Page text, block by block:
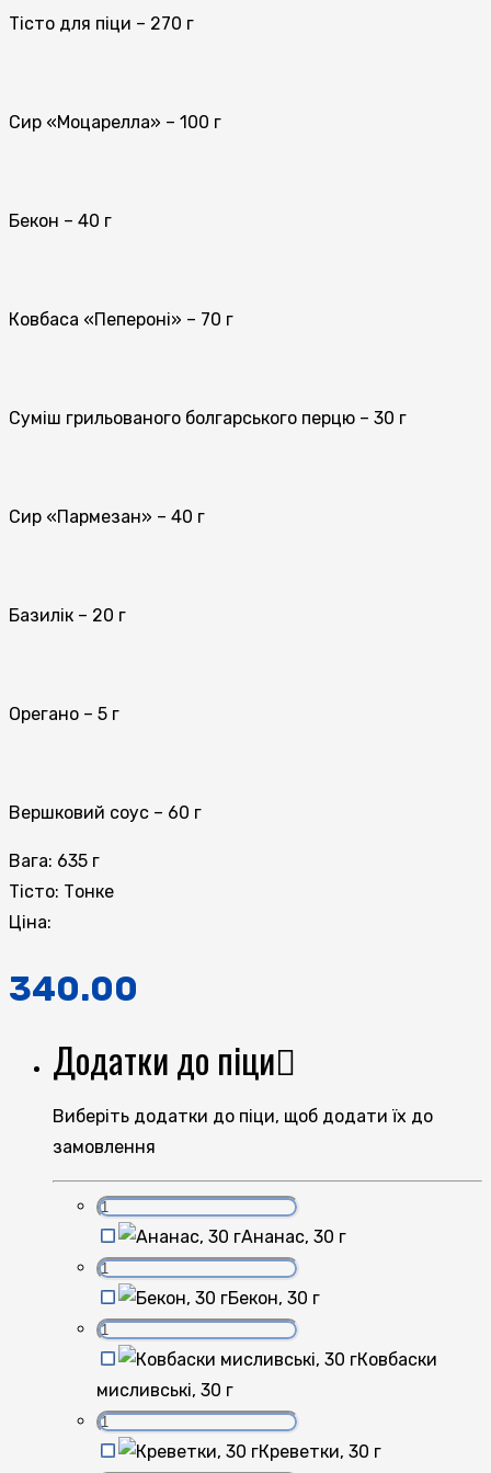
Тісто для піци – 270 г
Сир «Моцарелла» – 100 г
Бекон – 40 г
Ковбаса «Пепероні» – 70 г
Суміш грильованого болгарського перцю – 30 г
Сир «Пармезан» – 40 г
Базилік – 20 г
Орегано – 5 г
Вершковий соус – 60 г
Вага: 635 г
Тісто: Тонке
Ціна:
340.00
Додатки до піци
Виберіть додатки до піци, щоб додати їх до
замовлення
Ананас, 30 г
Бекон, 30 г
Ковбаски
мисливські, 30 г
Креветки, 30 г